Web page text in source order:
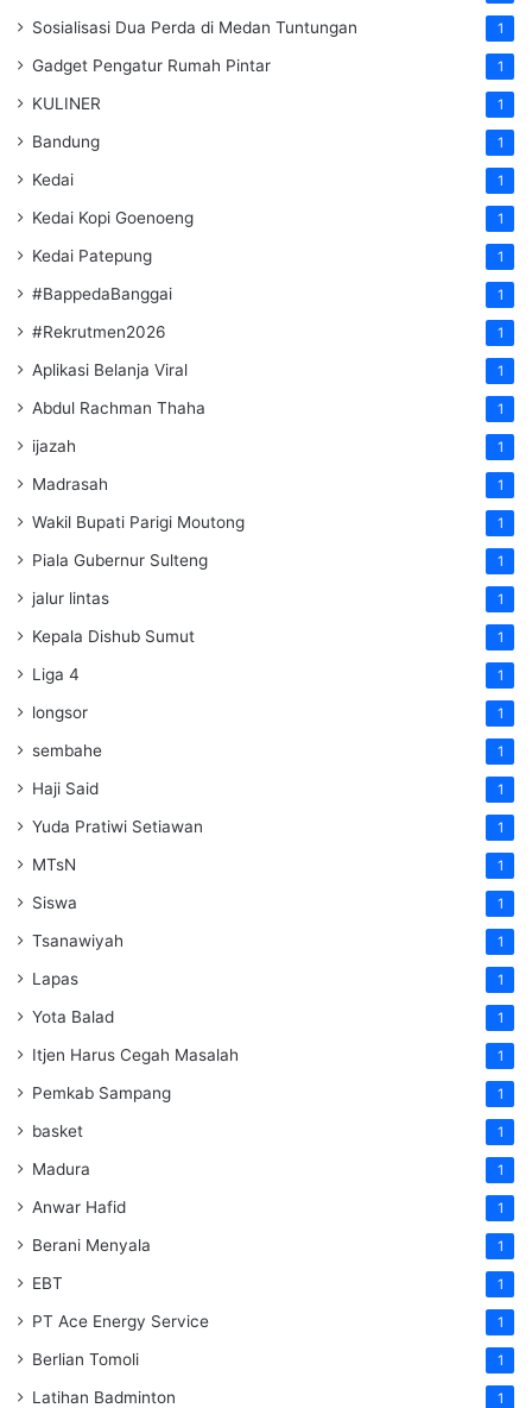
Sosialisasi Dua Perda di Medan Tuntungan 1
Gadget Pengatur Rumah Pintar 1
KULINER 1
Bandung 1
Kedai 1
Kedai Kopi Goenoeng 1
Kedai Patepung 1
#BappedaBanggai 1
#Rekrutmen2026 1
Aplikasi Belanja Viral 1
Abdul Rachman Thaha 1
ijazah 1
Madrasah 1
Wakil Bupati Parigi Moutong 1
Piala Gubernur Sulteng 1
jalur lintas 1
Kepala Dishub Sumut 1
Liga 4 1
longsor 1
sembahe 1
Haji Said 1
Yuda Pratiwi Setiawan 1
MTsN 1
Siswa 1
Tsanawiyah 1
Lapas 1
Yota Balad 1
Itjen Harus Cegah Masalah 1
Pemkab Sampang 1
basket 1
Madura 1
Anwar Hafid 1
Berani Menyala 1
EBT 1
PT Ace Energy Service 1
Berlian Tomoli 1
Latihan Badminton 1